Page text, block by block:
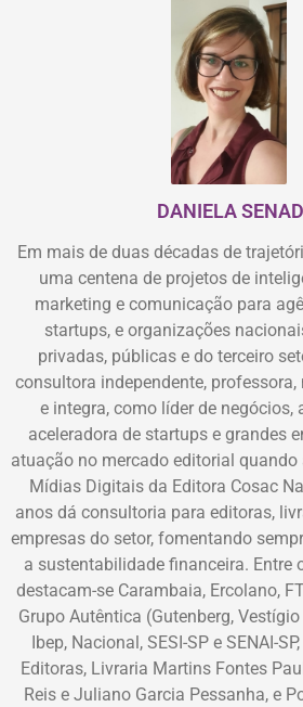
DANIELA
Em mais de duas décadas de
uma centena de projetos de
marketing e comunicação para
startups, e organizações
privadas, públicas e do terceiro
consultora independente, professora,
e integra, como líder de negócios,
aceleradora de startups e grandes
atuação no mercado editorial
Mídias Digitais da Editora Cosac
anos dá consultoria para editoras,
empresas do setor, fomentando
a sustentabilidade financeira. Entre
destacam-se Carambaia, Ercolano,
Grupo Autêntica (Gutenberg,
Ibep, Nacional, SESI-SP e SENAI-
Editoras, Livraria Martins Fontes
Reis e Juliano Garcia Pessanha, e